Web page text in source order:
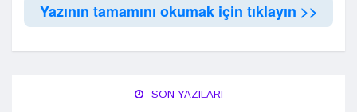
Yazının tamamını okumak için tıklayın >>
SON YAZILARI